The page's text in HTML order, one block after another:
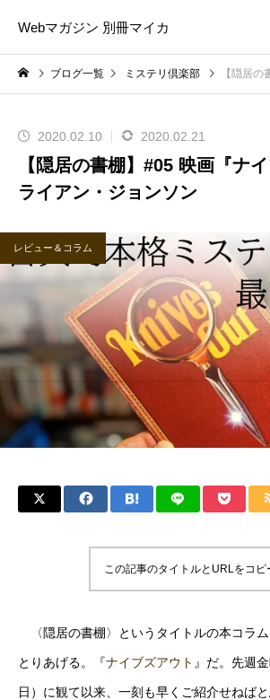
Webマガジン 別冊マイカ
ブログ一覧 ミステリ倶楽部 【隠居の書棚】
2020.02.10 2020.02.21
【隠居の書棚】#05 映画『ナイ
ライアン・ジョンソン
レビュー＆コラム
この記事のタイトルとURLをコピ
〈隠居の書棚〉というタイトルの本コラ
とりあげる。『ナイブズアウト 』だ。先週
日）に観て以来、一刻も早くご紹介せねば